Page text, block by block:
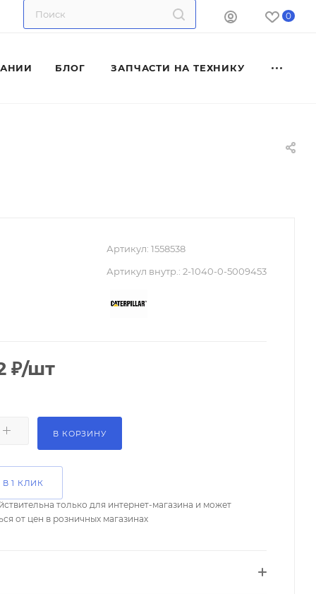
0
БЛОГ ЗАПЧАСТИ НА ТЕХНИКУ
Артикул: 1558538
Артикул внутр.: 2-1040-0-5009453
₽/шт
В КОРЗИНУ
1 КЛИК
только для интернет-магазина и может
от цен в розничных магазинах